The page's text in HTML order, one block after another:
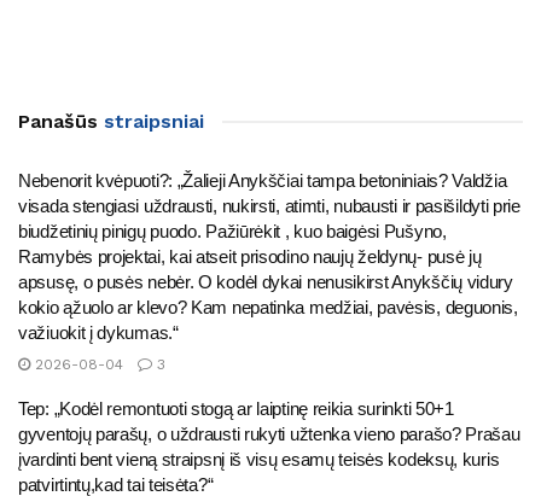
Panašūs straipsniai
Nebenorit kvėpuoti?: „Žalieji Anykščiai tampa betoniniais? Valdžia
visada stengiasi uždrausti, nukirsti, atimti, nubausti ir pasišildyti prie
biudžetinių pinigų puodo. Pažiūrėkit , kuo baigėsi Pušyno,
Ramybės projektai, kai atseit prisodino naujų želdynų- pusė jų
apsusę, o pusės nebėr. O kodėl dykai nenusikirst Anykščių vidury
kokio ąžuolo ar klevo? Kam nepatinka medžiai, pavėsis, deguonis,
važiuokit į dykumas.“
2026-08-04 3
Tep: „Kodėl remontuoti stogą ar laiptinę reikia surinkti 50+1
gyventojų parašų, o uždrausti rukyti užtenka vieno parašo? Prašau
įvardinti bent vieną straipsnį iš visų esamų teisės kodeksų, kuris
patvirtintų,kad tai teisėta?“